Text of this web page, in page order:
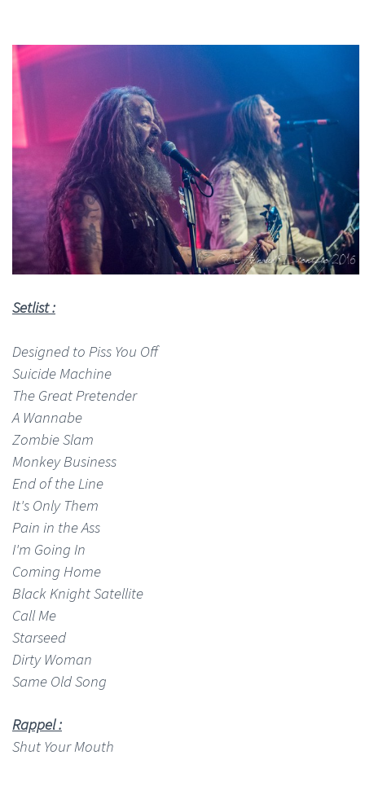
Setlist :
Designed to Piss You Off
Suicide Machine
The Great Pretender
A Wannabe
Zombie Slam
Monkey Business
End of the Line
It's Only Them
Pain in the Ass
I'm Going In
Coming Home
Black Knight Satellite
Call Me
Starseed
Dirty Woman
Same Old Song
Rappel :
Shut Your Mouth